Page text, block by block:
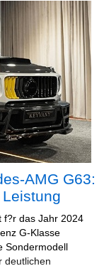
AMG G63:
f?r das Jahr 2024
G-Klasse
Sondermodell
deutlichen